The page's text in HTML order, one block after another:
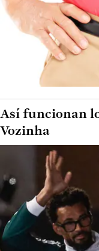
Así funcionan
Vozinha